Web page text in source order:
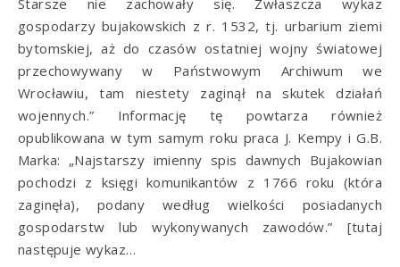
Starsze nie zachowały się. Zwłaszcza wykaz
gospodarzy bujakowskich z r. 1532, tj. urbarium ziemi
bytomskiej, aż do czasów ostatniej wojny światowej
przechowywany w Państwowym Archiwum we
Wrocławiu, tam niestety zaginął na skutek działań
wojennych.” Informację tę powtarza również
opublikowana w tym samym roku praca J. Kempy i G.B.
Marka: „Najstarszy imienny spis dawnych Bujakowian
pochodzi z księgi komunikantów z 1766 roku (która
zaginęła), podany według wielkości posiadanych
gospodarstw lub wykonywanych zawodów.” [tutaj
następuje wykaz…